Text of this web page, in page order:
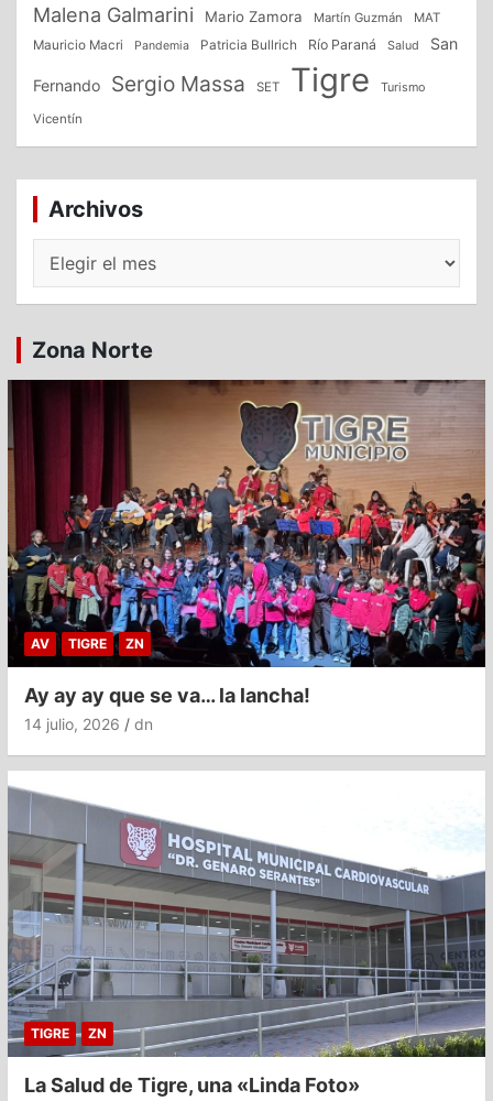
Malena Galmarini Mario Zamora Martín Guzmán
MAT
Mauricio Macri
Pandemia Patricia Bullrich Río Paraná Salud San
Fernando Sergio Massa SET Tigre Turismo
Vicentín
Archivos
Archivos
Zona Norte
AV TIGRE ZN
Ay ay ay que se va… la lancha!
14 julio, 2026 dn
TIGRE ZN
La Salud de Tigre, una «Linda Foto»